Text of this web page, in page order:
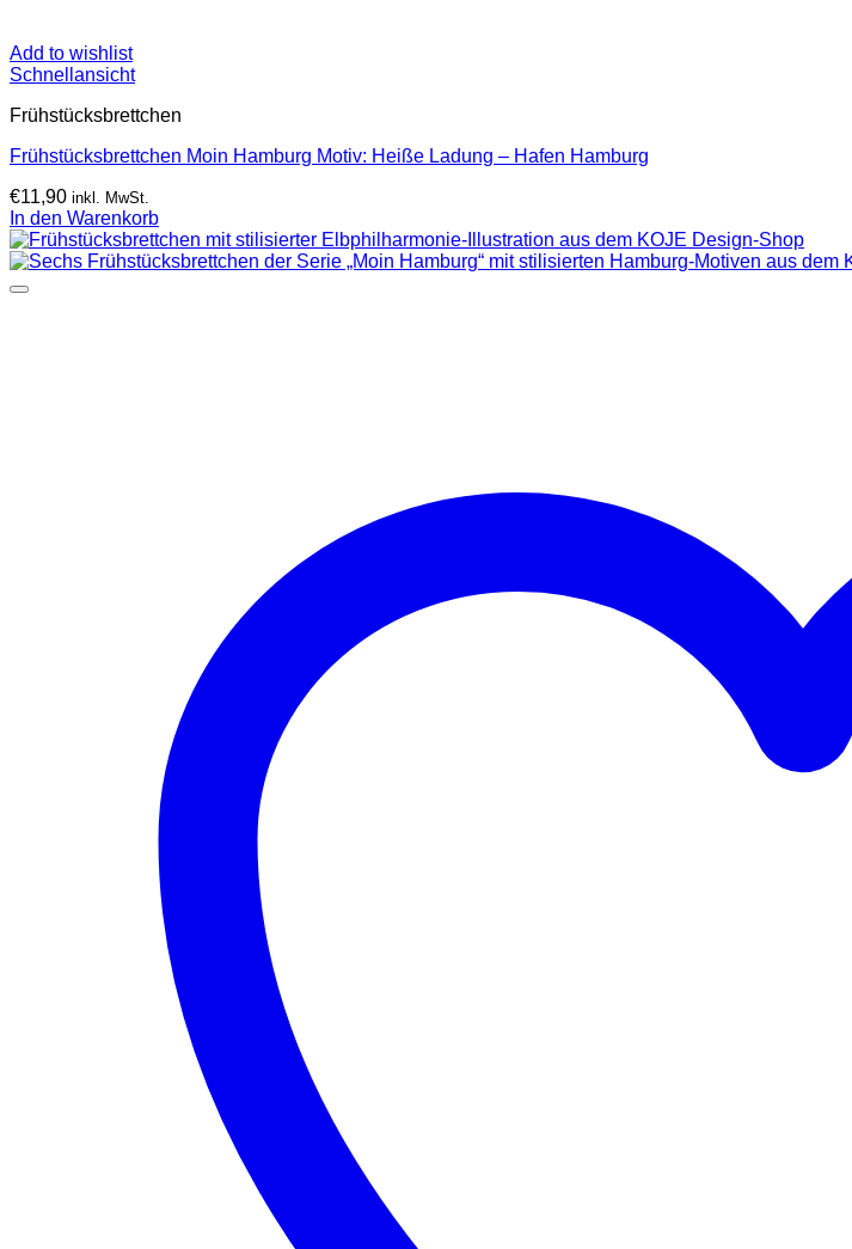
Add to wishlist
Schnellansicht
Frühstücksbrettchen
Frühstücksbrettchen Moin Hamburg Motiv: Heiße Ladung – Hafen Hamburg
€11,90 inkl. MwSt.
In den Warenkorb